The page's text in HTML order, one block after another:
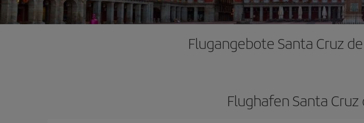
Flugangebote Santa Cruz
Flughafen Santa Cruz